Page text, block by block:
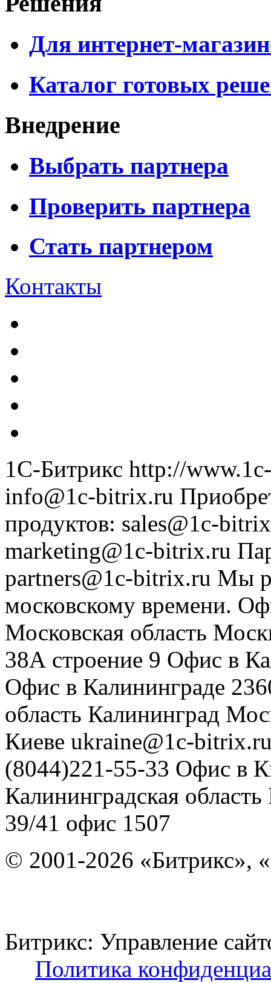
Для интернет-
Каталог готовых
Внедрение
Выбрать партнера
Проверить партнера
Стать партнером
Контакты
1С-Битрикс http://
info@1c-bitrix.ru
продуктов: sales@1c-
marketing@1c-bitrix.ru
partners@1c-bitrix.ru Мы
московскому времени.
Московская область
38А строение 9 Офис в
Офис в Калининграде
область Калининград
Киеве ukraine@1c-
(8044)221-55-33 Офис в
Калининградская область
39/41 офис 1507
© 2001-2026 «Битрикс»,
Битрикс: Управление
Политика